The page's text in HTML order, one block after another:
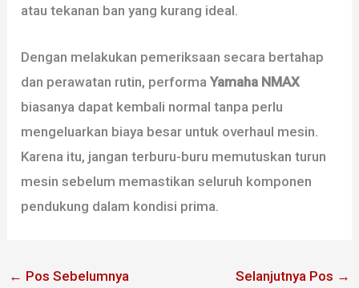
atau tekanan ban yang kurang ideal.
Dengan melakukan pemeriksaan secara bertahap
dan perawatan rutin, performaYamaha NMAX
biasanya dapat kembali normal tanpa perlu
mengeluarkan biaya besar untuk overhaul mesin.
Karena itu, jangan terburu-buru memutuskan turun
mesin sebelum memastikan seluruh komponen
pendukung dalam kondisi prima.
← Pos Sebelumnya Selanjutnya Pos →